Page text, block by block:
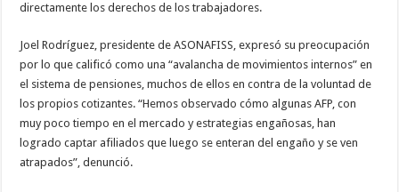
directamente los derechos de los trabajadores.
Joel Rodríguez, presidente de ASONAFISS, expresó su preocupación
por lo que calificó como una “avalancha de movimientos internos” en
el sistema de pensiones, muchos de ellos en contra de la voluntad de
los propios cotizantes. “Hemos observado cómo algunas AFP, con
muy poco tiempo en el mercado y estrategias engañosas, han
logrado captar afiliados que luego se enteran del engaño y se ven
atrapados”, denunció.